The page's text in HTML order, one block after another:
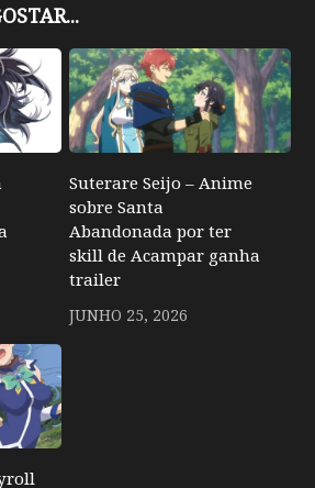
Suterare Seijo – Anime
sobre Santa
Abandonada por ter
skill de Acampar ganha
trailer
JUNHO 25, 2026